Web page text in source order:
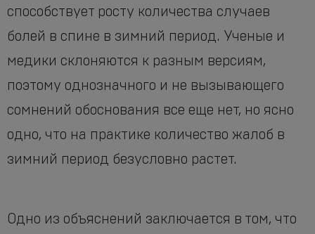
способствует росту количества случаев
болей в спине в зимний период. Ученые и
медики склоняются к разным версиям,
поэтому однозначного и не вызывающего
сомнений обоснования все еще нет, но ясно
одно, что на практике количество жалоб в
зимний период безусловно растет.
Одно из объяснений заключается в том, что